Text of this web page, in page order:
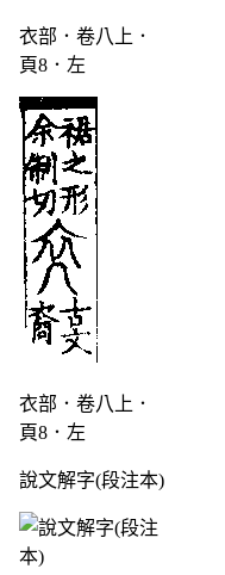
衣部．卷八上．
頁8．左
衣部．卷八上．
頁8．左
說文解字(段注本)